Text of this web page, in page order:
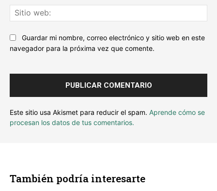
Guardar mi nombre, correo electrónico y sitio web en este
navegador para la próxima vez que comente.
Este sitio usa Akismet para reducir el spam. Aprende cómo se
procesan los datos de tus comentarios.
También podría interesarte